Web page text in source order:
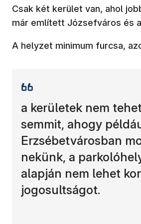
Csak két kerület van, ahol
már említett Józsefváros és
A helyzet minimum furcsa,
a kerületek nem
semmit, ahogy
Erzsébetvárosban
nekünk, a
alapján nem lehet
jogosultságot.